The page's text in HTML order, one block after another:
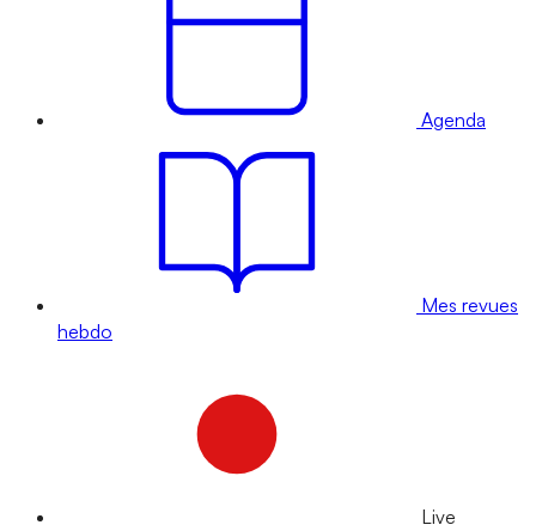
Agenda
Mes revues
hebdo
Live